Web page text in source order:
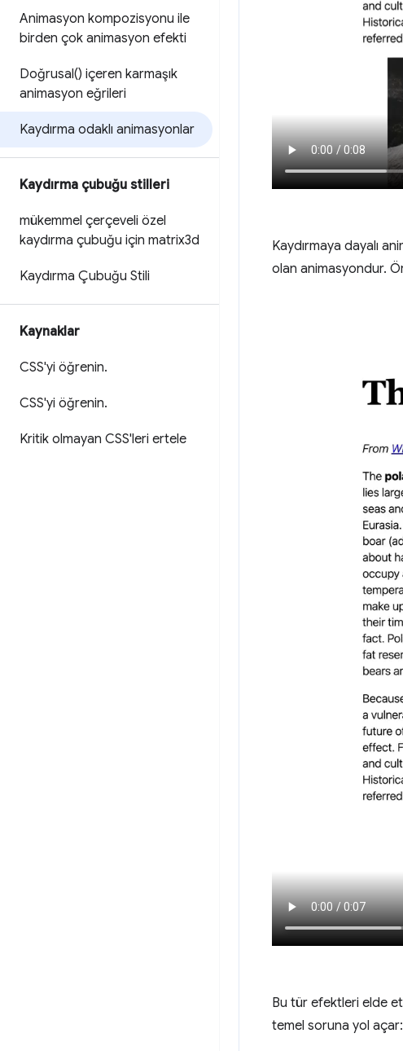
Animasyon kompozisyonu ile
birden çok animasyon efekti
Doğrusal() içeren karmaşık
animasyon eğrileri
Kaydırma odaklı animasyonlar
Kaydırma çubuğu stilleri
mükemmel çerçeveli özel
kaydırma çubuğu için matrix3d
Kaydırma Çubuğu Stili
Kaynaklar
CSS'yi öğrenin.
CSS'yi öğrenin.
Kritik olmayan CSS'leri ertele
Kaydırmaya dayalı
olan animasyondur.
Bu tür efektleri elde
temel soruna yol açar: